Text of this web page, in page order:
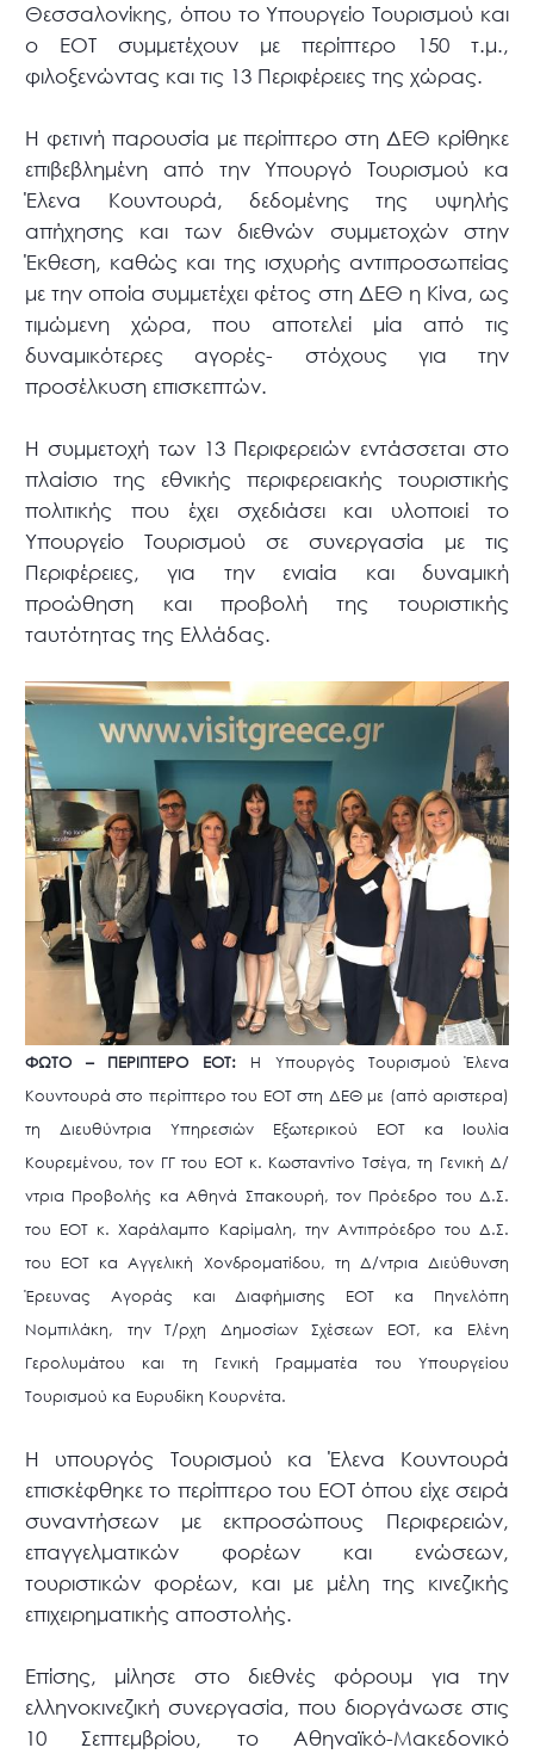
Θεσσαλονίκης, όπου το Υπουργείο Τουρισμού και
ο ΕΟΤ συμμετέχουν με περίπτερο 150 τ.μ.,
φιλοξενώντας και τις 13 Περιφέρειες της χώρας.
Η φετινή παρουσία με περίπτερο στη ΔΕΘ κρίθηκε
επιβεβλημένη από την Υπουργό Τουρισμού κα
Έλενα Κουντουρά, δεδομένης της υψηλής
απήχησης και των διεθνών συμμετοχών στην
Έκθεση, καθώς και της ισχυρής αντιπροσωπείας
με την οποία συμμετέχει φέτος στη ΔΕΘ η Κίνα, ως
τιμώμενη χώρα, που αποτελεί μία από τις
δυναμικότερες αγορές- στόχους για την
προσέλκυση επισκεπτών.
Η συμμετοχή των 13 Περιφερειών εντάσσεται στο
πλαίσιο της εθνικής περιφερειακής τουριστικής
πολιτικής που έχει σχεδιάσει και υλοποιεί το
Υπουργείο Τουρισμού σε συνεργασία με τις
Περιφέρειες, για την ενιαία και δυναμική
προώθηση και προβολή της τουριστικής
ταυτότητας της Ελλάδας.
ΦΩΤΟ – ΠΕΡΙΠΤΕΡΟ ΕΟΤ: Η Υπουργός Τουρισμού Έλενα
Κουντουρά στο περίπτερο του ΕΟΤ στη ΔΕΘ με (από αριστερα)
τη Διευθύντρια Υπηρεσιών Εξωτερικού ΕΟΤ κα Ιουλία
Κουρεμένου, τον ΓΓ του ΕΟΤ κ. Κωσταντίνο Τσέγα, τη Γενική Δ/
ντρια Προβολής κα Αθηνά Σπακουρή, τον Πρόεδρο του Δ.Σ.
του ΕΟΤ κ. Χαράλαμπο Καρίμαλη, την Αντιπρόεδρο του Δ.Σ.
του ΕΟΤ κα Αγγελική Χονδροματίδου, τη Δ/ντρια Διεύθυνση
Έρευνας Αγοράς και Διαφήμισης ΕΟΤ κα Πηνελόπη
Νομπιλάκη, την Τ/ρχη Δημοσίων Σχέσεων ΕΟΤ, κα Ελένη
Γερολυμάτου και τη Γενική Γραμματέα του Υπουργείου
Τουρισμού κα Ευρυδίκη Κουρνέτα.
Η υπουργός Τουρισμού κα Έλενα Κουντουρά
επισκέφθηκε το περίπτερο του ΕΟΤ όπου είχε σειρά
συναντήσεων με εκπροσώπους Περιφερειών,
επαγγελματικών φορέων και ενώσεων,
τουριστικών φορέων, και με μέλη της κινεζικής
επιχειρηματικής αποστολής.
Επίσης, μίλησε στο διεθνές φόρουμ για την
ελληνοκινεζική συνεργασία, που διοργάνωσε στις
10 Σεπτεμβρίου, το Αθηναϊκό-Μακεδονικό